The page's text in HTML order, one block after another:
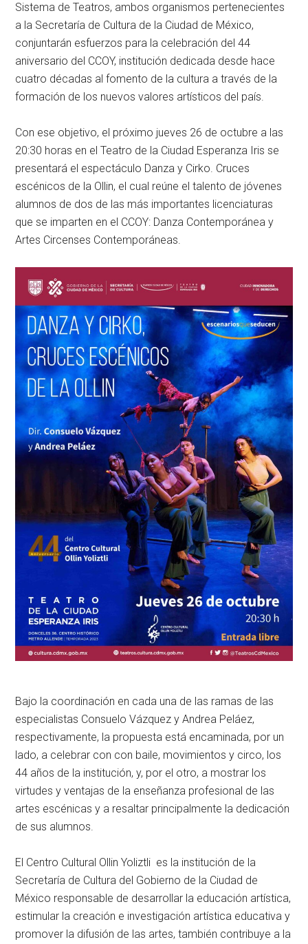
Sistema de Teatros, ambos organismos pertenecientes
a la Secretaría de Cultura de la Ciudad de México,
conjuntarán esfuerzos para la celebración del 44
aniversario del CCOY, institución dedicada desde hace
cuatro décadas al fomento de la cultura a través de la
formación de los nuevos valores artísticos del país.
Con ese objetivo, el próximo jueves 26 de octubre a las
20:30 horas en elTeatro de la Ciudad Esperanza Iris se
presentará el espectáculo Danza y Cirko. Cruces
escénicos de la Ollin, el cual reúne el talento de jóvenes
alumnos de dos de las más importantes licenciaturas
que se imparten en el CCOY: Danza Contemporánea y
Artes Circenses Contemporáneas.
Bajo la coordinación en cada una de las ramas de las
especialistas Consuelo Vázquez y Andrea Peláez,
respectivamente, la propuesta está encaminada, por un
lado, a celebrar con con baile, movimientos y circo, los
44 años de la institución, y, por el otro, a mostrar los
virtudes y ventajas de la enseñanza profesional de las
artes escénicas y a resaltar principalmente la dedicación
de sus alumnos.
El Centro Cultural Ollin Yoliztli es la institución de la
Secretaría de Cultura del Gobierno de la Ciudad de
México responsable de desarrollar la educación artística,
estimular la creación e investigación artística educativa y
promover la difusión de las artes, también contribuye a la